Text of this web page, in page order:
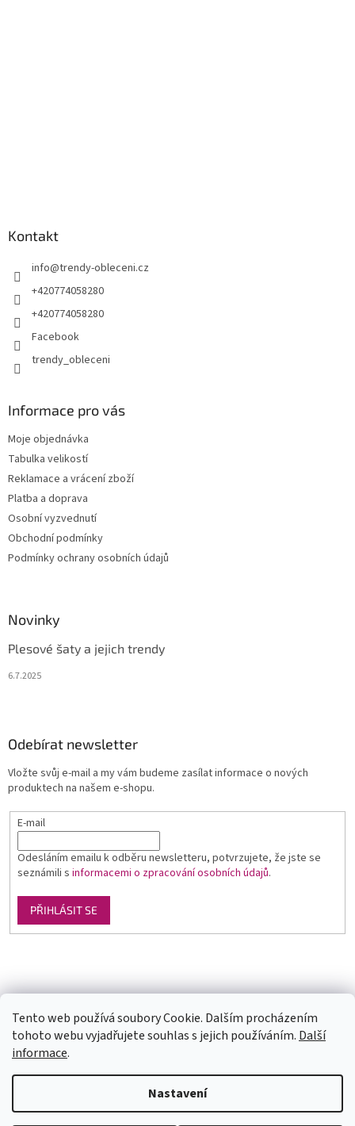
Tento web používá soubory Cookie. Dalším procházením
tohoto webu vyjadřujete souhlas s jejich používáním. Další
informace.
Nastavení
objednání). Velikosti neodpovídají českým, prosím měřte se. Pokud se
Vám některý model líbí a chtěli byste ho v jiné barvě, tak stačí do
Kontakt
info@trendy-obleceni.cz
+420774058280
+420774058280
Facebook
trendy_obleceni
Informace pro vás
Moje objednávka
Tabulka velikostí
Reklamace a vrácení zboží
Platba a doprava
Osobní vyzvednutí
Obchodní podmínky
Podmínky ochrany osobních údajů
Novinky
Plesové šaty a jejich trendy
6.7.2025
Odebírat newsletter
Vložte svůj e-mail a my vám budeme zasílat informace o nových
produktech na našem e-shopu.
E-mail
Odesláním emailu k odběru newsletteru, potvrzujete, že jste se
seznámili s informacemi o zpracování osobních údajů.
PŘIHLÁSIT SE